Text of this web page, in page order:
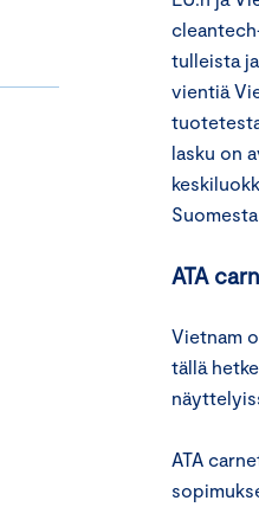
tulleista
vientiä
lasku on
Suomesta.
ATA
Vietnam
tällä
ATA